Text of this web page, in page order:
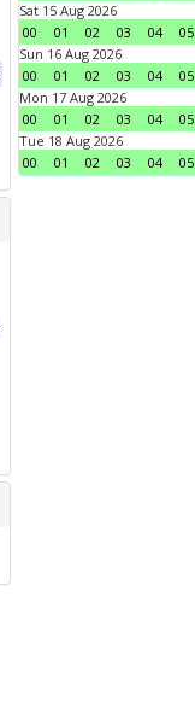
Sat 15 Aug 2026
00
01 02 03 04 05
Sun 16 Aug 2026
00
01 02 03 04 05
Mon 17 Aug 2026
00
01 02 03 04 05
Tue 18 Aug 2026
00
01 02 03 04 05